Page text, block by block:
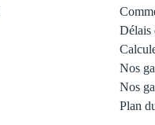
Délais
Nos
Nos
Plan